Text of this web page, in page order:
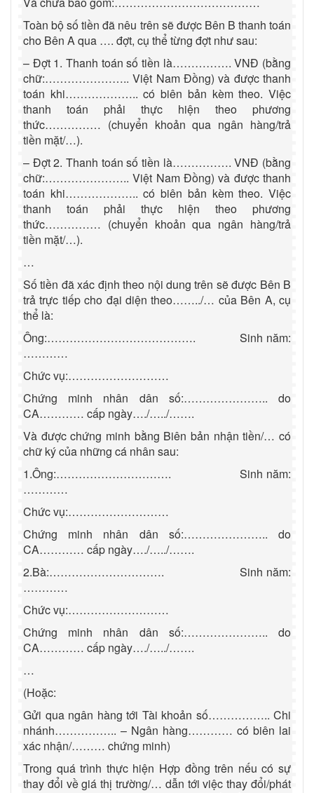
Toàn bộ số tiền đã nêu trên sẽ được Bên B thanh toán
cho Bên A qua …. đợt, cụ thể từng đợt như sau:
– Đợt 1. Thanh toán số tiền là……………. VNĐ (bằng
chữ:………………….. Việt Nam Đồng) và được thanh
toán khi……………….. có biên bản kèm theo. Việc
thanh toán phải thực hiện theo phương
thức…………… (chuyển khoản qua ngân hàng/trả
tiền mặt/…).
– Đợt 2. Thanh toán số tiền là……………. VNĐ (bằng
chữ:………………….. Việt Nam Đồng) và được thanh
toán khi……………….. có biên bản kèm theo. Việc
thanh toán phải thực hiện theo phương
thức…………… (chuyển khoản qua ngân hàng/trả
tiền mặt/…).
…
Số tiền đã xác định theo nội dung trên sẽ được Bên B
trả trực tiếp cho đại diện theo……../… của Bên A, cụ
thể là:
Ông:…………………………………. Sinh năm:
…………
Chức vụ:………………………
Chứng minh nhân dân số:………………….. do
CA………… cấp ngày…./…../…….
Và được chứng minh bằng Biên bản nhận tiền/… có
chữ ký của những cá nhân sau:
1.Ông:…………………………. Sinh năm:
…………
Chức vụ:………………………
Chứng minh nhân dân số:………………….. do
CA………… cấp ngày…./…../…….
2.Bà:………………………….Sinh năm:
…………
Chức vụ:………………………
Chứng minh nhân dân số:………………….. do
CA………… cấp ngày…./…../…….
…
(Hoặc:
Gửi qua ngân hàng tới Tài khoản số…………….. Chi
nhánh…………….. – Ngân hàng………… có biên lai
xác nhận/……… chứng minh)
Trong quá trình thực hiện Hợp đồng trên nếu có sự
thay đổi về giá thị trường/… dẫn tới việc thay đổi/phát